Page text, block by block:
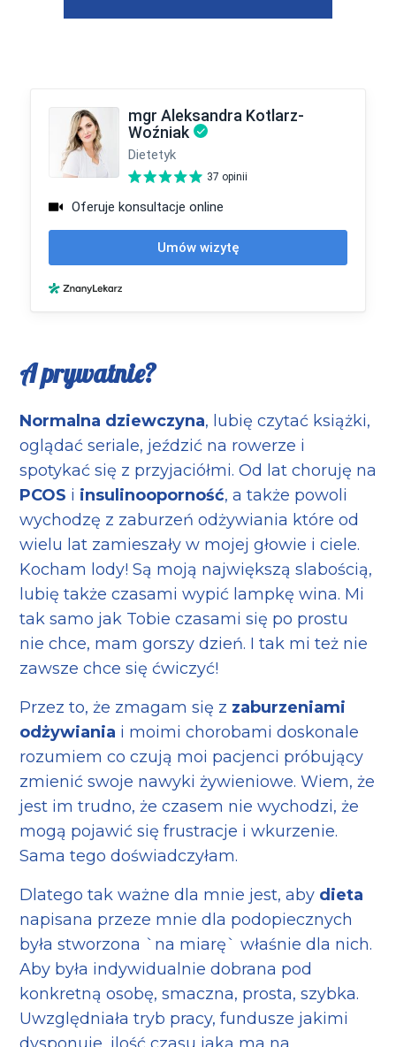
A prywatnie?
Normalna dziewczyna, lubię czytać książki,
oglądać seriale, jeździć na rowerze i
spotykać się z przyjaciółmi. Od lat choruję na
PCOS i insulinooporność, a także powoli
wychodzę z zaburzeń odżywiania które od
wielu lat zamieszały w mojej głowie i ciele.
Kocham lody! Są moją największą slabością,
lubię także czasami wypić lampkę wina. Mi
tak samo jak Tobie czasami się po prostu
nie chce, mam gorszy dzień. I tak mi też nie
zawsze chce się ćwiczyć!
Przez to, że zmagam się z zaburzeniami
odżywiania i moimi chorobami doskonale
rozumiem co czują moi pacjenci próbujący
zmienić swoje nawyki żywieniowe. Wiem, że
jest im trudno, że czasem nie wychodzi, że
mogą pojawić się frustracje i wkurzenie.
Sama tego doświadczyłam.
Dlatego tak ważne dla mnie jest, aby dieta
napisana przeze mnie dla podopiecznych
była stworzona `na miarę` właśnie dla nich.
Aby była indywidualnie dobrana pod
konkretną osobę, smaczna, prosta, szybka.
Uwzględniała tryb pracy, fundusze jakimi